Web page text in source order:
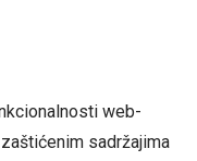
web-
sadržajima